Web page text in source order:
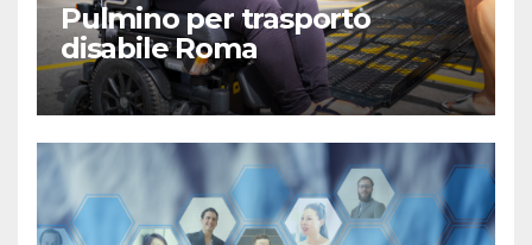
Pulmino per trasporto
disabile Roma